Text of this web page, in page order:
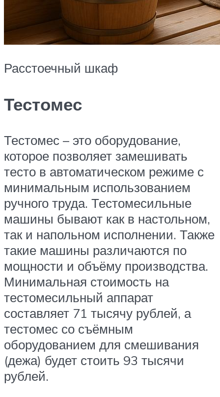
Расстоечный шкаф
Тестомес
Тестомес – это оборудование,
которое позволяет замешивать
тесто в автоматическом режиме с
минимальным использованием
ручного труда. Тестомесильные
машины бывают как в настольном,
так и напольном исполнении. Также
такие машины различаются по
мощности и объёму производства.
Минимальная стоимость на
тестомесильный аппарат
составляет 71 тысячу рублей, а
тестомес со съёмным
оборудованием для смешивания
(дежа) будет стоить 93 тысячи
рублей.